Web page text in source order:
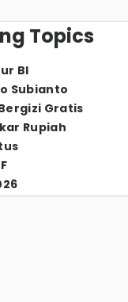
Topics
BI
Subianto
Gratis
Rupiah